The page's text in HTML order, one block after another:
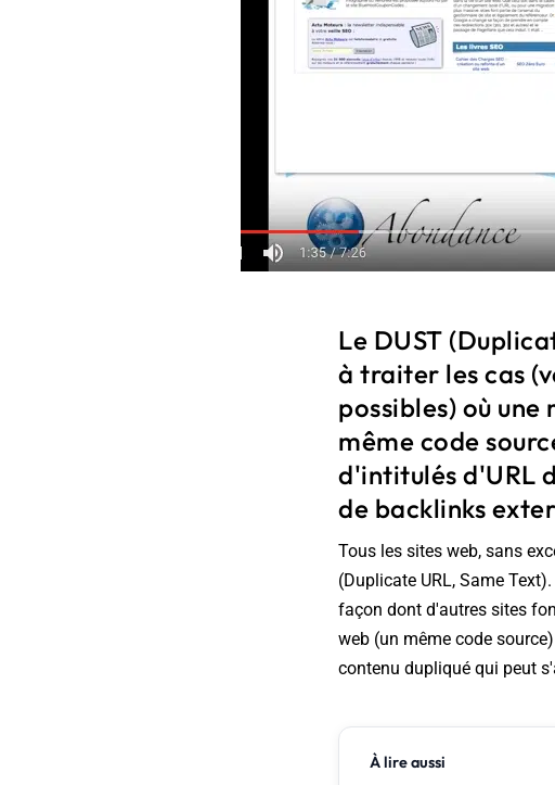
Le DUST
à traiter les cas
possibles) où
même code
d'intitulés d'URL
de backlinks
Tous les sites web, sans
(Duplicate URL, Same
façon dont d'autres sites
web (un même code
contenu dupliqué qui peut
À lire aussi